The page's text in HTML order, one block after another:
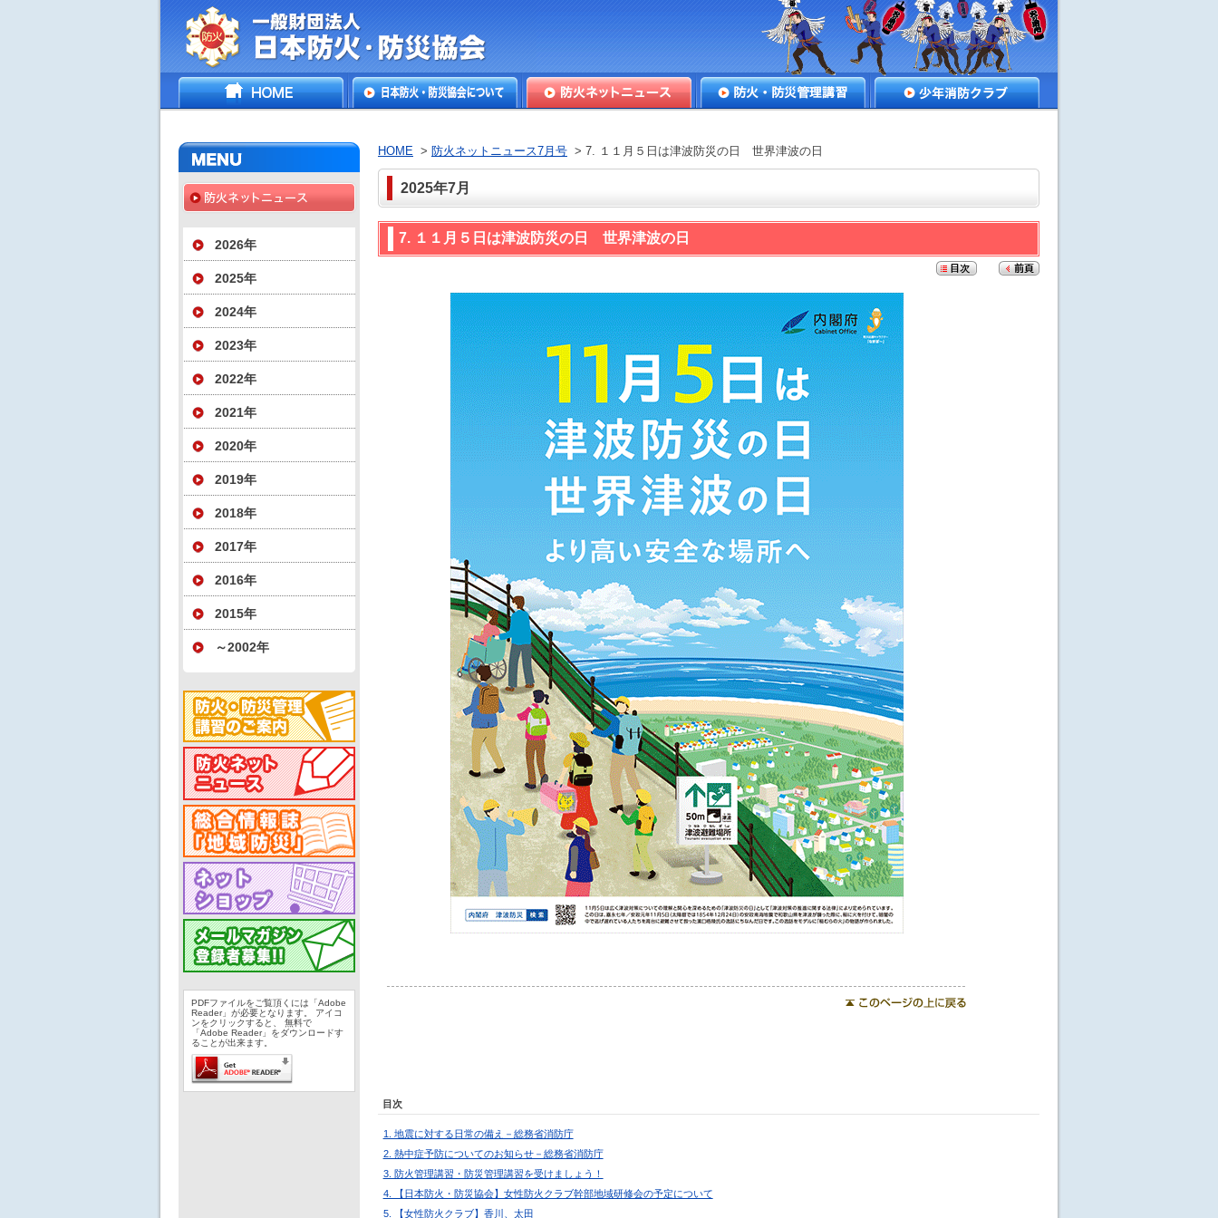
一般財団法人日本防火・防
HOME
2026年
2025年
2024年
2023年
2022年
2021年
2020年
2019年
2018年
2017年
2016年
2015年
～2002年
PDFファイルをご覧頂くには「Adobe
Reader」が必要となります。 アイコ
ンをクリックすると、 無料で
「Adobe Reader」をダウンロードす
ることが出来ます。
HOME > 防火ネットニュース7月号 > 7. １１月５日は津波防災の日 世界津波の日
2025年7月
7. １１月５日は津波防災の日 世界津波の日
目次
1. 地震に対する日常の備え－総務省消防庁
2. 熱中症予防についてのお知らせ－総務省消防庁
3. 防火管理講習・防災管理講習を受けましょう！
4. 【日本防火・防災協会】女性防火クラブ幹部地域研修会の予定について
5. 【女性防火クラブ】香川、太田